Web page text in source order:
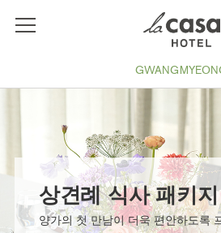
상견례 식사 패키지
양가의 첫 만남이 더욱 편안하도록